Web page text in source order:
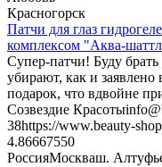
Красногорск
Патчи для глаз
комплексом "Аква-
Супер-патчи! Буду
убирают, как и
подарок, что вдвойне
Созвездие Красоты
38https://www.beauty-
4.86667550
РоссияМоскваш.